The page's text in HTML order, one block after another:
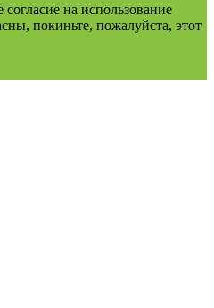
согласие на использование
покиньте, пожалуйста, этот